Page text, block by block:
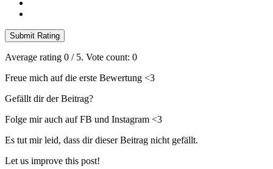
Submit Rating
Average rating 0 / 5. Vote count: 0
Freue mich auf die erste Bewertung <3
Gefällt dir der Beitrag?
Folge mir auch auf FB und Instagram <3
Es tut mir leid, dass dir dieser Beitrag nicht gefällt.
Let us improve this post!